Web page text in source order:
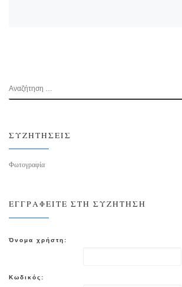
ΑΝΑΖΉΤΗΣΗ
ΣΥΖΗΤΉΣΕΙΣ
Φωτογραφία
ΕΓΓΡΑΦΕΊΤΕ ΣΤΗ ΣΥΖΉΤΗΣΗ
Όνομα χρήστη:
Κωδικός: